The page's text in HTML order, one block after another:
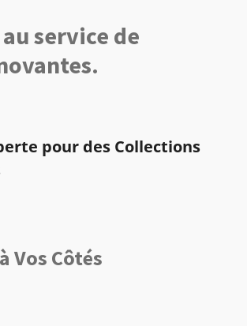
service de
pour des Collections
Vos Côtés